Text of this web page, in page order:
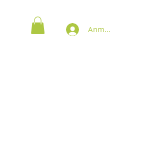
Anmelden